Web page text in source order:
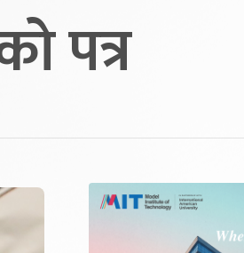
पत्र